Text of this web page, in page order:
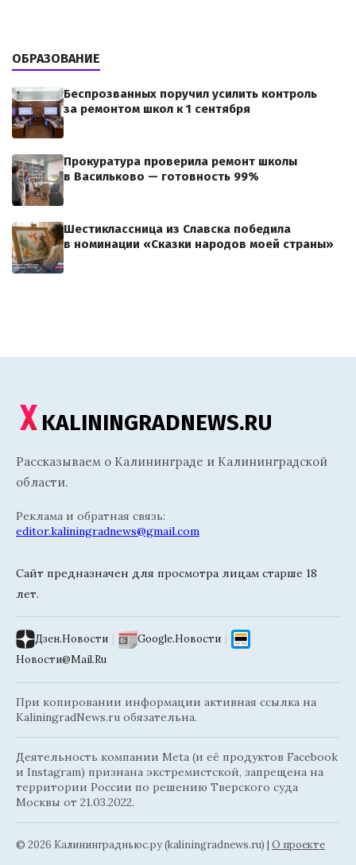
ОБРАЗОВАНИЕ
Беспрозванных поручил усилить контроль
за ремонтом школ к 1 сентября
Прокуратура проверила ремонт школы
в Васильково — готовность 99%
Шестиклассница из Славска победила
в номинации «Сказки народов моей страны»
KALININGRADNEWS.RU
Рассказываем о Калининграде и Калининградской
области.
Реклама и обратная связь:
editor.kaliningradnews@gmail.com
Сайт предназначен для просмотра лицам старше 18
лет.
Дзен.Новости | Google.Новости |
Новости@Mail.Ru
При копировании информации активная ссылка на
KaliningradNews.ru обязательна.
Деятельность компании Meta (и её продуктов Facebook
и Instagram) признана экстремистской, запрещена на
территории России по решению Тверского суда
Москвы от 21.03.2022.
© 2026 Калининградньюc.ру (kaliningradnews.ru) | О проекте